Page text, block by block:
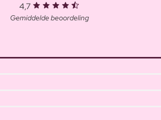
4,7
Gemiddelde beoordeling